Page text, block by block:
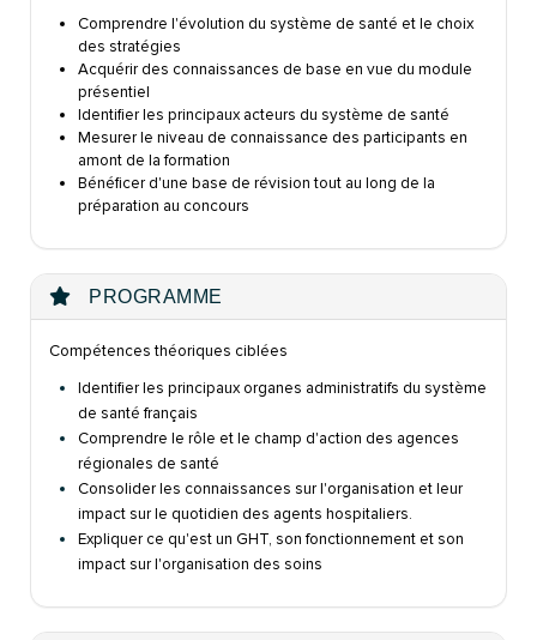
Comprendre l'évolution du système de santé et le choix
des stratégies
Acquérir des connaissances de base en vue du module
présentiel
Identifier les principaux acteurs du système de santé
Mesurer le niveau de connaissance des participants en
amont de la formation
Bénéficer d'une base de révision tout au long de la
préparation au concours
PROGRAMME
Compétences théoriques ciblées
Identifier les principaux organes administratifs du système
de santéfrançais
Comprendre le rôle et le champ d'action des agences
régionales de santé
Consolider les connaissances sur l'organisation et leur
impact sur le quotidien des agents hospitaliers.
Expliquer ce qu'est un GHT, son fonctionnement et son
impact surl'organisation des soins